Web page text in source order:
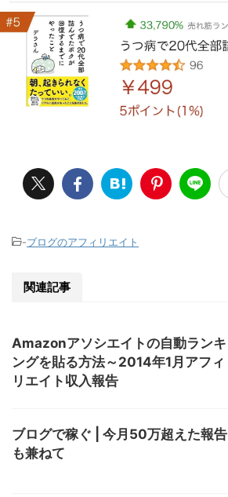
-ブログのアフィリエイト
関連記事
Amazonアソシエイトの自動ランキ
ングを貼る方法～2014年1月アフィ
リエイト収入報告
ブログで稼ぐ | 今月50万超えた報告
も兼ねて